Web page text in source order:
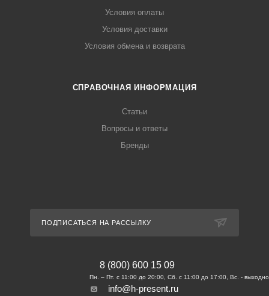
Условия оплаты
Условия доставки
Условия обмена и возврата
СПРАВОЧНАЯ ИНФОРМАЦИЯ
Статьи
Вопросы и ответы
Бренды
ПОДПИСАТЬСЯ НА РАССЫЛКУ
8 (800) 600 15 09
info@h-present.ru